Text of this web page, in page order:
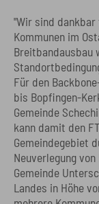
"Wir sind
Kommunen im
Breitbandausbau
Für den
bis Bopfingen-
Gemeinde
kann damit den
Gemeindegebiet
Neuverlegung
Gemeinde
Landes in Höhe